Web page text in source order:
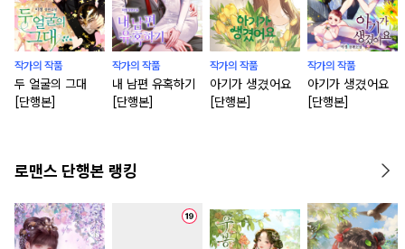
작가의 작품
두 얼굴의 그대
[단행본]
작가의 작품
내 남편 유혹하기
[단행본]
작가의 작품
아기가 생겼어요
[단행본]
작가의 작품
아기가 생겼어요
[단행본]
로맨스 단행본 랭킹